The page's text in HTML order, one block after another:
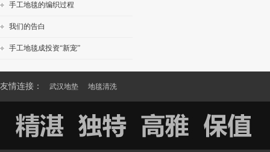
手工地毯的编织过程
我们的告白
手工地毯成投资“新宠”
友情连接： 武汉地垫 地毯清洗